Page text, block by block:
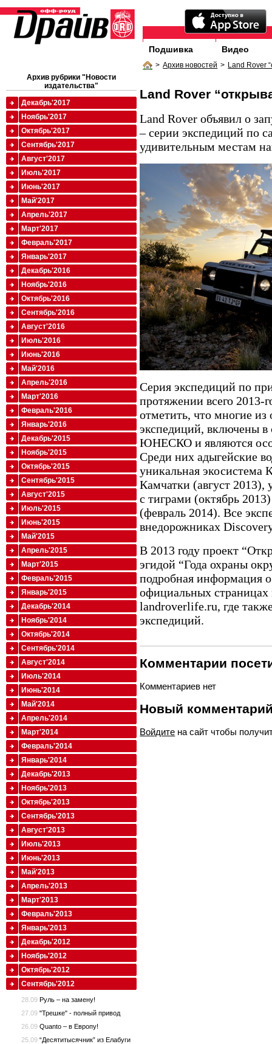
Подшивка Видео
> Архив новостей > Land Rover
Land Rover
Land Rover объявил о
– серии экспедиций по
удивительным местам
Серия экспедиций по
протяжении всего 2013-
отметить, что многие
экспедиций, включены в
ЮНЕСКО и являются
Среди них адыгейские
уникальная экосистема
Камчатки (август 2013),
с тиграми (октябрь
(февраль 2014). Все
внедорожниках
В 2013 году проект
эгидой “Года охраны
подробная информация
официальных страницах
landroverlife.ru, где
экспедиций.
Комментарии
Комментариев нет
Новый
Войдите на сайт чтобы
Архив рубрики "Новости
издательства"
Декабрь'2017
Ноябрь'2017
Октябрь'2017
Сентябрь'2017
Август'2017
Июль'2017
Июнь'2017
Май'2017
Апрель'2017
Март'2017
Февраль'2017
Январь'2017
Декабрь'2016
Ноябрь'2016
Октябрь'2016
Сентябрь'2016
Август'2016
Июль'2016
Июнь'2016
Май'2016
Апрель'2016
Март'2016
Февраль'2016
Январь'2016
Декабрь'2015
Ноябрь'2015
Октябрь'2015
Сентябрь'2015
Август'2015
Июль'2015
Июнь'2015
Май'2015
Апрель'2015
Март'2015
Февраль'2015
Январь'2015
Декабрь'2014
Ноябрь'2014
Октябрь'2014
Сентябрь'2014
Август'2014
Июль'2014
Июнь'2014
Май'2014
Апрель'2014
Март'2014
Февраль'2014
Январь'2014
Декабрь'2013
Ноябрь'2013
Октябрь'2013
Сентябрь'2013
Август'2013
Июль'2013
Июнь'2013
Май'2013
Апрель'2013
Март'2013
Февраль'2013
Январь'2013
Декабрь'2012
Ноябрь'2012
Октябрь'2012
Сентябрь'2012
28.09 Руль – на замену!
27.09 "Трешке" - полный привод
26.09 Quanto – в Европу!
25.09 “Десятитысячник” из Елабуги